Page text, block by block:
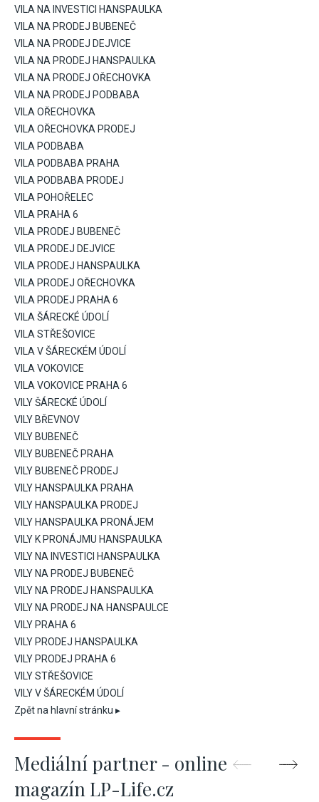
VILA NA INVESTICI HANSPAULKA
VILA NA PRODEJ BUBENEČ
VILA NA PRODEJ DEJVICE
VILA NA PRODEJ HANSPAULKA
VILA NA PRODEJ OŘECHOVKA
VILA NA PRODEJ PODBABA
VILA OŘECHOVKA
VILA OŘECHOVKA PRODEJ
VILA PODBABA
VILA PODBABA PRAHA
VILA PODBABA PRODEJ
VILA POHOŘELEC
VILA PRAHA 6
VILA PRODEJ BUBENEČ
VILA PRODEJ DEJVICE
VILA PRODEJ HANSPAULKA
VILA PRODEJ OŘECHOVKA
VILA PRODEJ PRAHA 6
VILA ŠÁRECKÉ ÚDOLÍ
VILA STŘEŠOVICE
VILA V ŠÁRECKÉM ÚDOLÍ
VILA VOKOVICE
VILA VOKOVICE PRAHA 6
VILY ŠÁRECKÉ ÚDOLÍ
VILY BŘEVNOV
VILY BUBENEČ
VILY BUBENEČ PRAHA
VILY BUBENEČ PRODEJ
VILY HANSPAULKA PRAHA
VILY HANSPAULKA PRODEJ
VILY HANSPAULKA PRONÁJEM
VILY K PRONÁJMU HANSPAULKA
VILY NA INVESTICI HANSPAULKA
VILY NA PRODEJ BUBENEČ
VILY NA PRODEJ HANSPAULKA
VILY NA PRODEJ NA HANSPAULCE
VILY PRAHA 6
VILY PRODEJ HANSPAULKA
VILY PRODEJ PRAHA 6
VILY STŘEŠOVICE
VILY V ŠÁRECKÉM ÚDOLÍ
Zpět na hlavní stránku ▸
Mediální partner - online
magazín LP-Life.cz